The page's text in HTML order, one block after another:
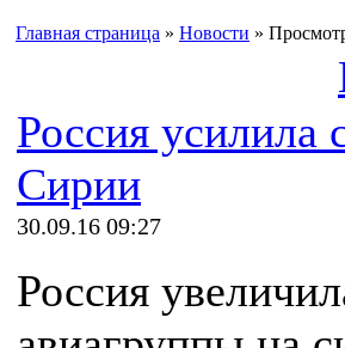
Главная страница » Новости »
Россия усилила
Сирии
30.09.16 09:27
Россия